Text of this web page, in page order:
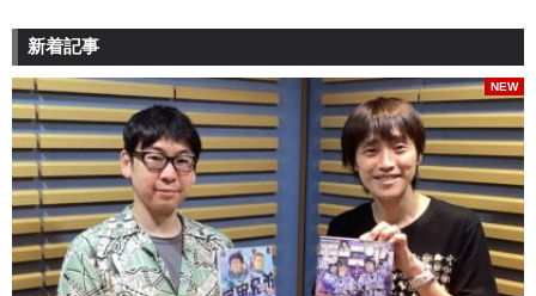
新着記事
NEW